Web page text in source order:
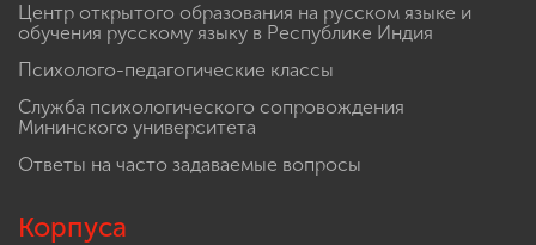
Центр открытого образования на русском языке и
обучения русскому языку в Республике Индия
Психолого-педагогические классы
Служба психологического сопровождения
Мининского университета
Ответы на часто задаваемые вопросы
Корпуса